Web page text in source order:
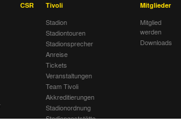
CSR
Tivoli
Stadion
Stadiontouren
Stadionsprecher
Anreise
Tickets
Veranstaltungen
Team Tivoli
Akkreditierungen
Stadionordnung
Stadiongaststätte
Mitglieder
Mitglied
werden
Downloads